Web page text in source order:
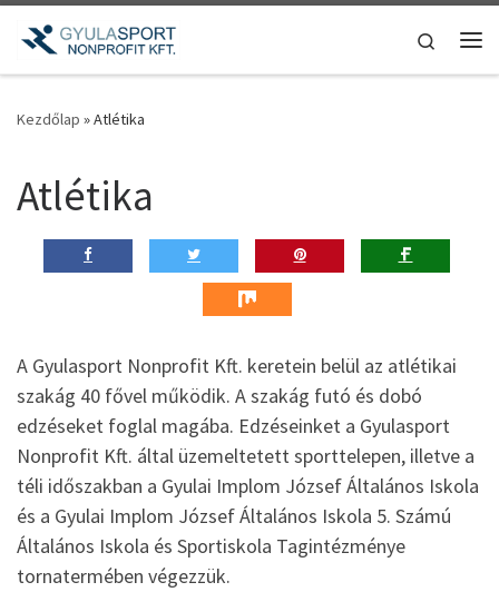
Teljes tartalom megjelenítése
Search
Kezdőlap »Atlétika
Atlétika
A Gyulasport Nonprofit Kft. keretein belül az atlétikai
szakág 40 fővel működik. A szakág futó és dobó
edzéseket foglal magába. Edzéseinket a Gyulasport
Nonprofit Kft. által üzemeltetett sporttelepen, illetve a
téli időszakban a Gyulai Implom József Általános Iskola
és a Gyulai Implom József Általános Iskola 5. Számú
Általános Iskola és Sportiskola Tagintézménye
tornatermében végezzük.